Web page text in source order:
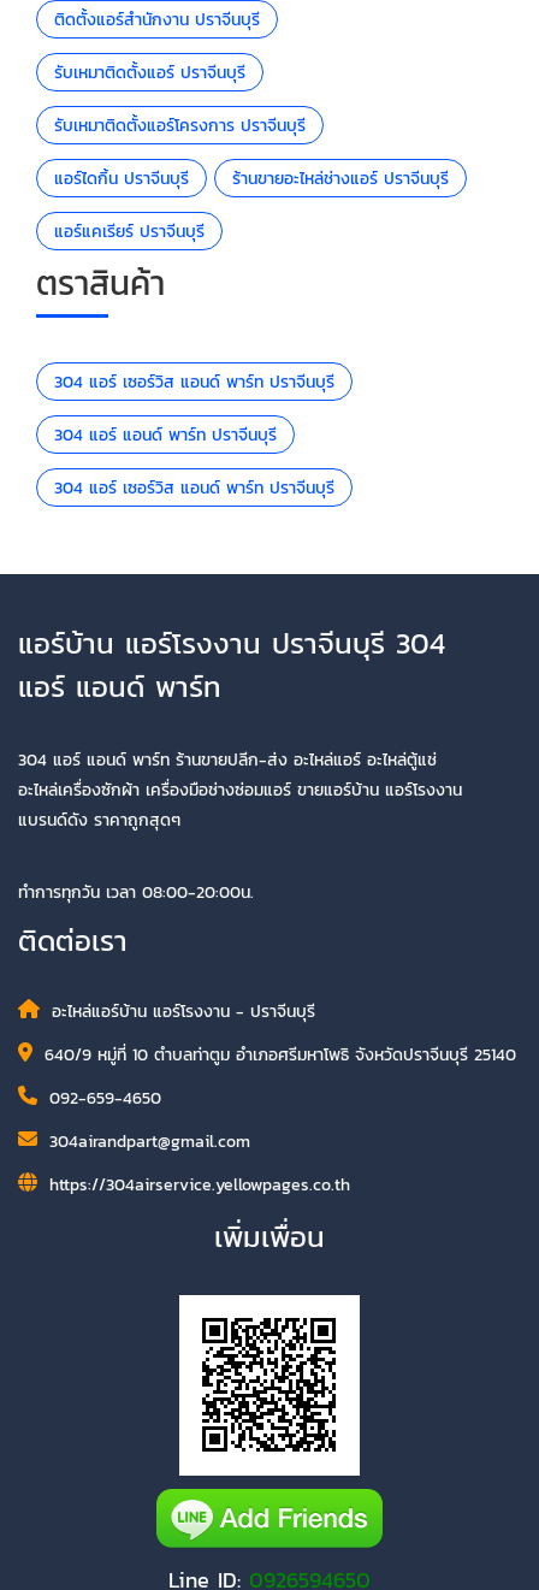
ติดตั้งแอร์สำนักงาน ปราจีนบุรี
รับเหมาติดตั้งแอร์ ปราจีนบุรี
รับเหมาติดตั้งแอร์โครงการ ปราจีนบุรี
แอร์ไดกิ้น ปราจีนบุรี ร้านขายอะไหล่ช่างแอร์ ปราจีนบุรี
แอร์แคเรียร์ ปราจีนบุรี
ตราสินค้า
304 แอร์ เซอร์วิส แอนด์ พาร์ท ปราจีนบุรี
304 แอร์ แอนด์ พาร์ท ปราจีนบุรี
304 แอร์ เซอร์วิส แอนด์ พาร์ท ปราจีนบุรี
แอร์บ้าน แอร์โรงงาน ปราจีนบุรี 304
แอร์ แอนด์ พาร์ท
304 แอร์ แอนด์ พาร์ท ร้านขายปลีก-ส่ง อะไหล่แอร์ อะไหล่ตู้แช่
อะไหล่เครื่องซักผ้า เครื่องมือช่างซ่อมแอร์ ขายแอร์บ้าน แอร์โรงงาน
แบรนด์ดัง ราคาถูกสุดๆ
ทำการทุกวัน เวลา 08:00-20:00น.
ติดต่อเรา
อะไหล่แอร์บ้าน แอร์โรงงาน - ปราจีนบุรี
640/9 หมู่ที่ 10 ตำบลท่าตูม อำเภอศรีมหาโพธิ จังหวัดปราจีนบุรี 25140
092-659-4650
304airandpart@gmail.com
https://304airservice.yellowpages.co.th
เพิ่มเพื่อน
Line ID: 0926594650